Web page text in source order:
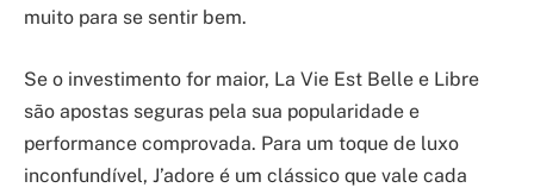
muito para se sentir bem.
Se o investimento for maior, La Vie Est Belle e Libre
são apostas seguras pela sua popularidade e
performance comprovada. Para um toque de luxo
inconfundível, J’adore é um clássico que vale cada